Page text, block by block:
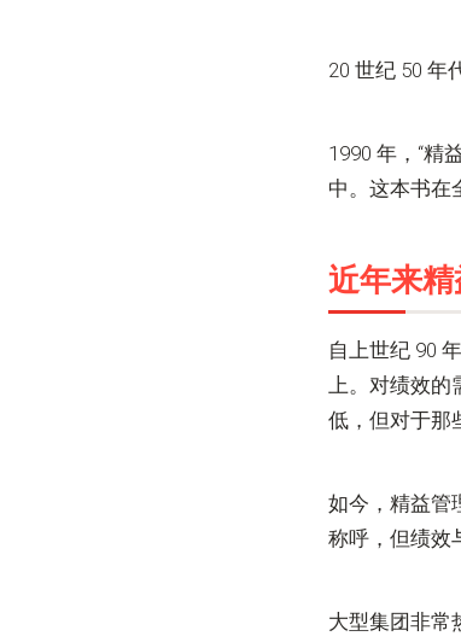
20 世纪 50 年
1990 年，“精
中。这本书在
近年来
自上世纪 90
上。对绩效的
低，但对于那
如今，精益管
称呼，但绩效
大型集团非常